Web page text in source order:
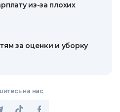
из-за плохих
за оценки и уборку
на нас